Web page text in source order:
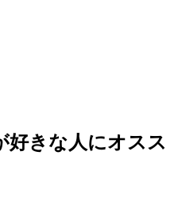
好きな人にオスス